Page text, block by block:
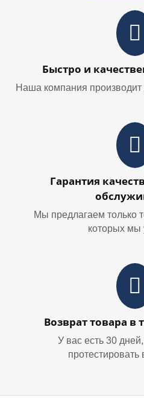
Быстро и
Наша компания производит
Гарантия
Мы предлагаем только
которых мы
Возврат товара в
У вас есть 30
протестировать